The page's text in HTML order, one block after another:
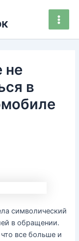
Main
не
в
символический
в обращении.
все больше и